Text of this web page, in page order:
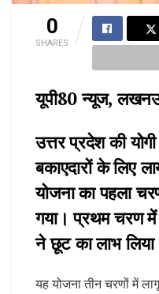
0
SHARES
यूपी80 न्यूज,
उत्तर प्रदेश की योगी
बकाएदारों के लिए
योजना का पहला
गया। प्रथम चरण
ने छूट का लाभ
यह योजना तीन चरणों में